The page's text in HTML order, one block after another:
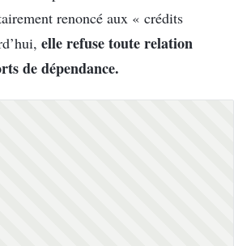
renoncé aux « crédits
elle refuse toute relation
de dépendance.